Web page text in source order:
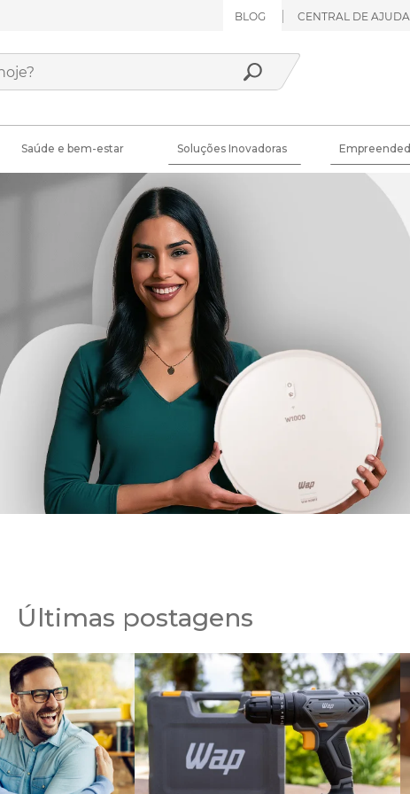
BLOG CENTRAL DE AJUDA
Saúde e bem-estar Soluções Inovadoras
Últimas postagens